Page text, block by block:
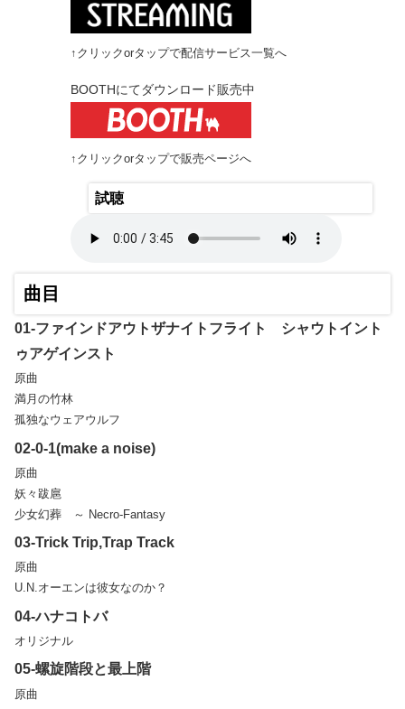
↑クリックorタップで配信サービス一覧へ
BOOTHにてダウンロード販売中
↑クリックorタップで販売ページへ
試聴
曲目
01-ファインドアウトザナイトフライト シャウトイント
ゥアゲインスト
原曲
満月の竹林
孤独なウェアウルフ
02-0-1(make a noise)
原曲
妖々跋扈
少女幻葬 ～ Necro-Fantasy
03-Trick Trip,Trap Track
原曲
U.N.オーエンは彼女なのか？
04-ハナコトバ
オリジナル
05-螺旋階段と最上階
原曲